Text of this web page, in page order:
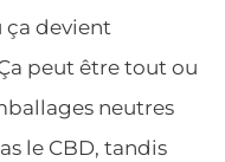
ça devient
peut être tout ou
neutres
le CBD, tandis